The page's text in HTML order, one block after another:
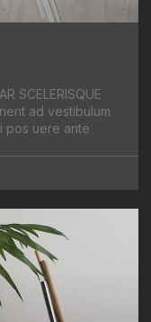
SCELERISQUE
ad vestibulum
pos uere ante